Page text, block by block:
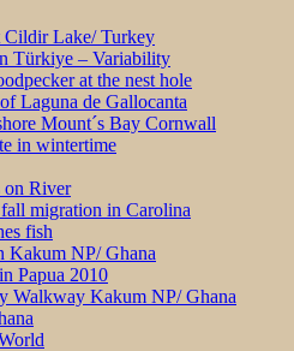
Lake/ Turkey
Türkiye – Variability
at the nest hole
Laguna de Gallocanta
Mount´s Bay Cornwall
in wintertime
on River
migration in Carolina
fish
Kakum NP/ Ghana
Papua 2010
Walkway Kakum NP/ Ghana